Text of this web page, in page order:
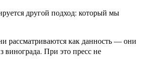
другой подход: который мы
рассматриваются как данность — они
винограда. При это пресс не